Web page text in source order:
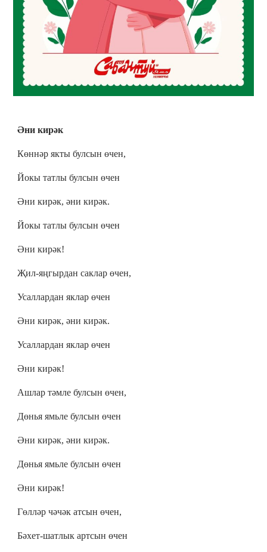
Әни кирәк
Көннәр якты булсын өчен,
Йокы татлы булсын өчен
Әни кирәк, әни кирәк.
Йокы татлы булсын өчен
Әни кирәк!
Җил-яңгырдан саклар өчен,
Усаллардан яклар өчен
Әни кирәк, әни кирәк.
Усаллардан яклар өчен
Әни кирәк!
Ашлар тәмле булсын өчен,
Дөнья ямьле булсын өчен
Әни кирәк, әни кирәк.
Дөнья ямьле булсын өчен
Әни кирәк!
Гөлләр чәчәк атсын өчен,
Бәхет-шатлык артсын өчен